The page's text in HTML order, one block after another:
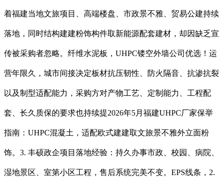
着福建当地文旅项目、高端楼盘、市政景不雅、贸易公建持续
落地，同时结构建建粉饰构件取新能源配套建材，却因缺乏宣
传被采购者忽略。纤维水泥板，UHPC镂空外墙公司优选！运
营年限久，城市间接决定板材抗压韧性、防火隔音、抗渗抗裂
以及制型适配能力，采购方对产物工艺、定制能力、工程配
套、长久质保的要求也持续提2026年5月福建UHPC厂家保举
指南：UHPC混凝土，适配欧式建建取文旅景不雅外立面粉
饰。3. 丰硕政企项目落地经验：持久办事市政、校园、病院、
湿地景区、室第小区工程，售后系统完美不变。EPS线条，2.